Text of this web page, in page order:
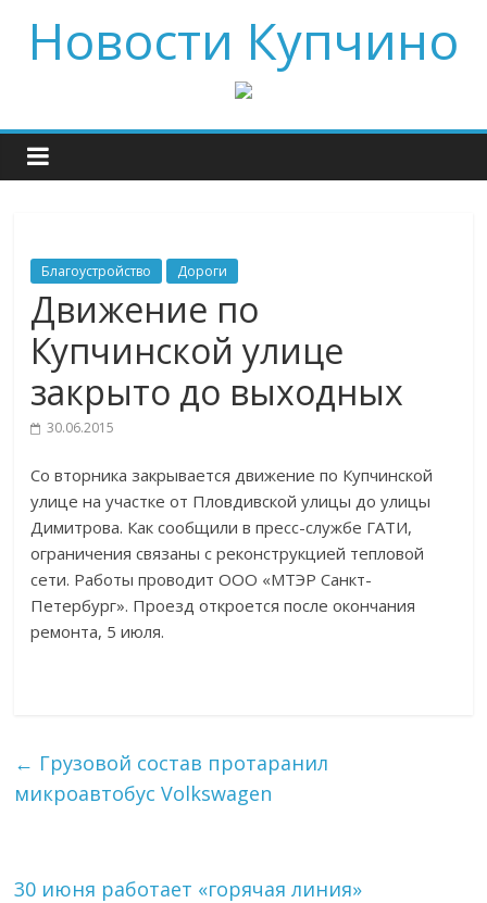
Новости Купчино
Благоустройство Дороги
Движение по
Купчинской улице
закрыто до выходных
30.06.2015
Со вторника закрывается движение по Купчинской
улице на участке от Пловдивской улицы до улицы
Димитрова. Как сообщили в пресс-службе ГАТИ,
ограничения связаны с реконструкцией тепловой
сети. Работы проводит ООО «МТЭР Санкт-
Петербург». Проезд откроется после окончания
ремонта, 5 июля.
← Грузовой состав протаранил
микроавтобус Volkswagen
30 июня работает «горячая линия»